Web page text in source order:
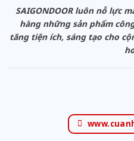
SAIGONDOOR luôn nỗ lực
hàng những sản phẩm
tăng tiện ích, sáng tạo cho